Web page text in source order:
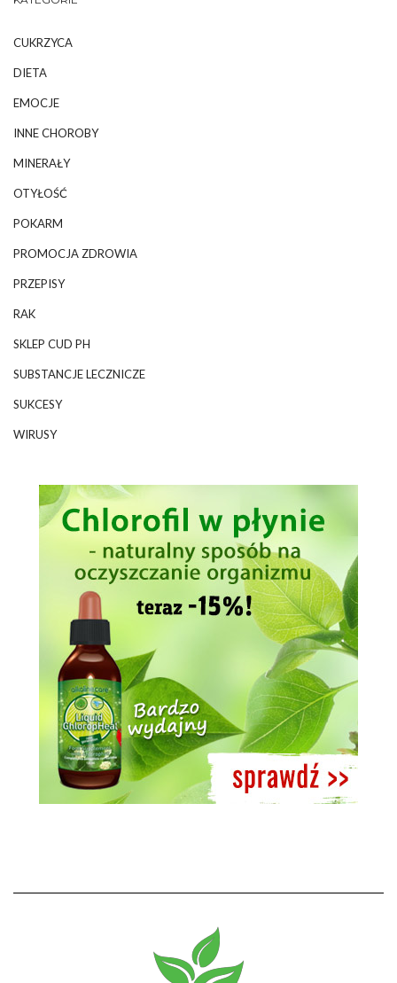
CUKRZYCA
DIETA
EMOCJE
INNE CHOROBY
MINERAŁY
OTYŁOŚĆ
POKARM
PROMOCJA ZDROWIA
PRZEPISY
RAK
SKLEP CUD PH
SUBSTANCJE LECZNICZE
SUKCESY
WIRUSY